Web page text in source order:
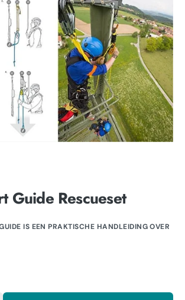
van
media
openen
galerieweergave
Guide Rescueset
IS EEN PRAKTISCHE HANDLEIDING OVER